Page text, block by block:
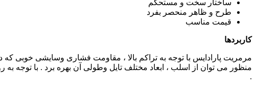
ساختار سخت و مستحکم
طرح و ظاهر منحصر بفرد
قیمت مناسب
کاربردها
مرمریت پارادایس با توجه به تراکم بالا ، مقاومت فشاری وسایشی خوبی
منظور می توان از اسلب ، ابعاد مختلف تایل وطولی آن بهره برد . با توجه
.